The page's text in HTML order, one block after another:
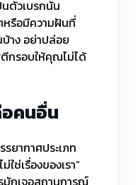
ตัวเบรกนั่น
หรือมีความฝันที่
าง อย่าปล่อย
กรอบให้คุณไม่ได้
อคนอื่น
ยากาศประเภท
ใช่เรื่องของเรา”